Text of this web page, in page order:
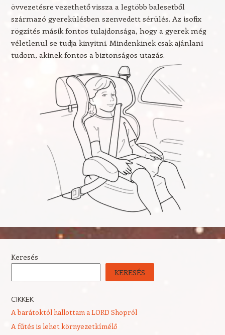
övvezetésre vezethető vissza a legtöbb balesetből
származó gyerekülésben szenvedett sérülés. Az isofix
rögzítés másik fontos tulajdonsága, hogy a gyerek még
véletlenül se tudja kinyitni. Mindenkinek csak ajánlani
tudom, akinek fontos a biztonságos utazás.
Keresés
KERESÉS
CIKKEK
A barátoktól hallottam a LORD Shopról
A fűtés is lehet környezetkímélő